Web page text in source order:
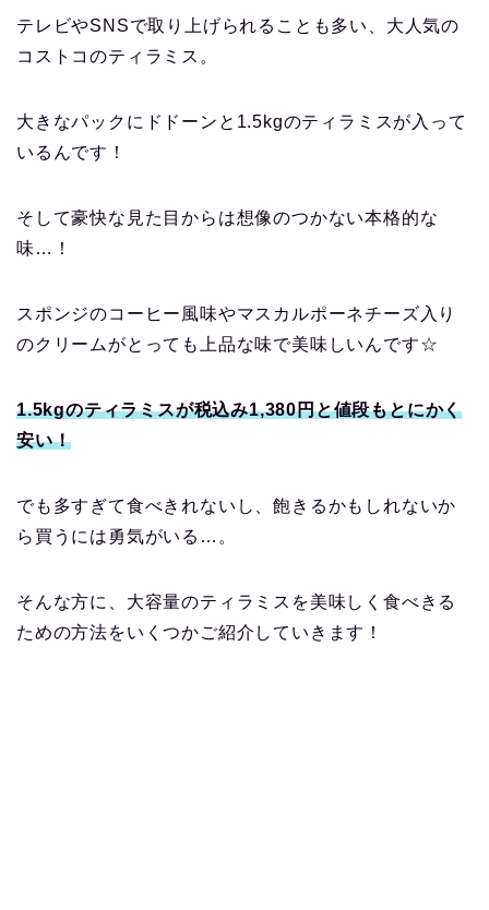
テレビやSNSで取り上げられることも多い、大人気の
コストコのティラミス。
大きなパックにドドーンと1.5kgのティラミスが入って
いるんです！
そして豪快な見た目からは想像のつかない本格的な
味…！
スポンジのコーヒー風味やマスカルポーネチーズ入り
のクリームがとっても上品な味で美味しいんです☆
1.5kgのティラミスが税込み1,380円と値段もとにかく
安い！
でも多すぎて食べきれないし、飽きるかもしれないか
ら買うには勇気がいる…。
そんな方に、大容量のティラミスを美味しく食べきる
ための方法をいくつかご紹介していきます！